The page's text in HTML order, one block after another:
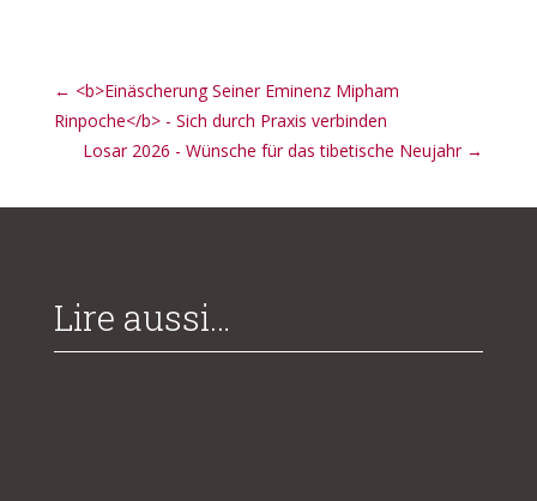
← <b>Einäscherung Seiner Eminenz Mipham
Rinpoche</b> - Sich durch Praxis verbinden
Losar 2026 - Wünsche für das tibetische Neujahr→
Lire aussi…